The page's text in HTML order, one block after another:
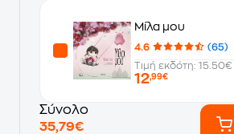
Μίλα μου
4.6
(65)
Τιμή εκδότη: 15.50€
12,99€
Σύνολο
35,79€